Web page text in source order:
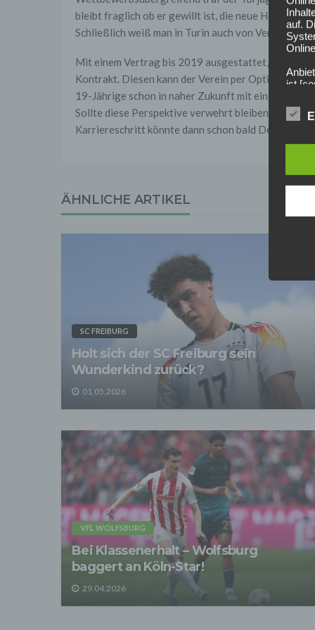
bleibt fraglich ob er gewillt ist, die neue Heimat
Schließlich weiß man in Turin auch von
Mit einem Vertrag bis 2019 ausgestattet, besitzt
Kontrakt. Diesen kann der Verein per Option
19-Jährige schon in naher Zukunft mit einer
Sollte diese Perspektive verwehrt bleiben, wird ein
Karriereschritt könnte dann schon bald Deutschland
ÄHNLICHE ARTIKEL
SC FREIBURG
Holt sich der SC Freiburg sein
Wunderkind zurück?
01.05.2026
VFL WOLFSBURG
Bei Klassenerhalt – Wolfsburg
baggert an Köln-Star!
29.04.2026
auf.
ist
Für
Wir
der
3.
Die
- Die
-
Wir